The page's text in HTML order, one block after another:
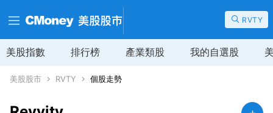
RVTY
美股指數 排行榜 產業類股 我的自選股
美股股市 RVTY 個股走勢